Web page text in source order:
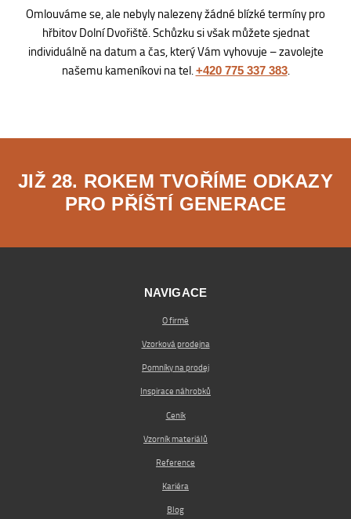
Omlouváme se, ale nebyly nalezeny žádné blízké termíny pro
hřbitov Dolní Dvořiště. Schůzku si však můžete sjednat
individuálně na datum a čas, který Vám vyhovuje – zavolejte
našemu kameníkovi na tel.+420 775 337 383.
JIŽ 28. ROKEM TVOŘÍME ODKAZY
PRO PŘÍŠTÍ GENERACE
NAVIGACE
O firmě
Vzorková prodejna
Pomníky na prodej
Inspirace náhrobků
Ceník
Vzorník materiálů
Reference
Kariéra
Blog